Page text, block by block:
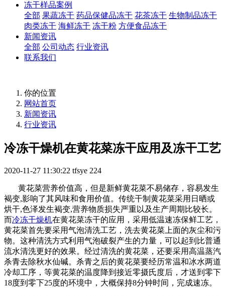
冻干样品案例
全部 果蔬冻干 药品保健品冻干 花茶冻干 生物制品冻干
肉类冻干 海鲜冻干 冻干粉 方便食品冻干
新闻资讯
全部 公司动态 行业资讯
联系我们
你的位置
网站首页
新闻资讯
行业资讯
冷冻干燥机在黄花菜冻干应用及冻干工艺
2020-11-27 11:30:22 tfsye 224
黄花菜营养价值高，但是新鲜黄花菜不易储存，容易发生
褐变,影响了其风味和食用价值。传统干制黄花菜采用日晒或
烘干,色泽发生褐变,营养物质损失严重以及生产周期比较长。
而冷冻干燥机在黄花菜冻干的应用，采用低温速冻保鲜工艺，
黄花菜首先要采用气泡清洗工艺，洗去黄花菜上面的灰尘和污
物。这种清洗方式利用气泡破裂产生的力量，可以起到比普通
流水清洗更好的效果。经过清洗的黄花菜，还要采用高温蒸汽
杀青去除秋水仙碱。杀青之后的黄花菜要经历常温和冰水两道
冷却工序，等黄花菜的温度降到接近零摄氏度后，才送到零下
18度到零下25度的环境中，大概保持8分钟时间，完成速冻。